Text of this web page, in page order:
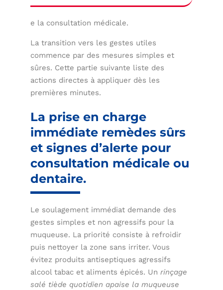
e la consultation médicale.
La transition vers les gestes utiles
commence par des mesures simples et
sûres. Cette partie suivante liste des
actions directes à appliquer dès les
premières minutes.
La prise en charge
immédiate remèdes sûrs
et signes d’alerte pour
consultation médicale ou
dentaire.
Le soulagement immédiat demande des
gestes simples et non agressifs pour la
muqueuse. La priorité consiste à refroidir
puis nettoyer la zone sans irriter. Vous
évitez produits antiseptiques agressifs
alcool tabac et aliments épicés. Unrinçage
salé tiède quotidien apaise la muqueuse